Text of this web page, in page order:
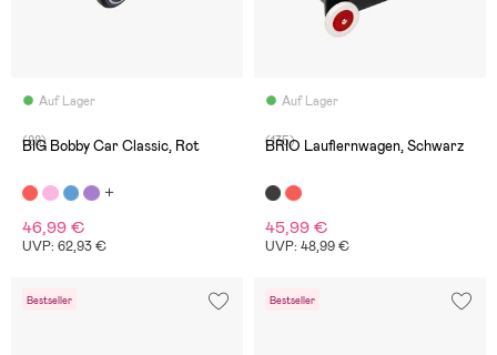
Auf Lager
(88)
BIG Bobby Car Classic, Rot
46,99 €
UVP: 62,93 €
Auf Lager
(135)
BRIO Lauflernwagen, Schwarz
45,99 €
UVP: 48,99 €
Bestseller Bestseller